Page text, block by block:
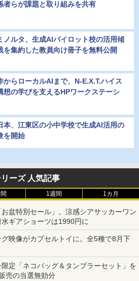
者らが課題と取り組みを共有
ノルタ、生成AIパイロット校の活用傾
を集約した教員向け冊子を無料公開
からローカルAIまで、N-E.X.T.ハイス
想の学びを支えるHPワークステーシ
本、江東区の小中学校で生成AI活用の
を開始
ーズ 人気記事
1週間 1カ月
盆特別セール」。涼感シアサッカーワン
ギアショーツは1990円に
映像がカプセルトイに。全5種で8月下
定「ネコバッグ＆タンブラーセット」を
売の当選無効分